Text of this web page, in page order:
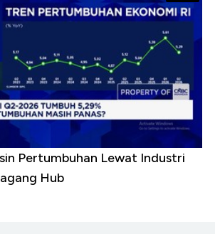
Pertumbuhan Lewat Industri
Hub